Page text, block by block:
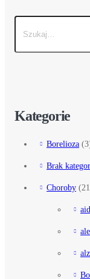
Kategorie
Borelioza
Brak
Choroby